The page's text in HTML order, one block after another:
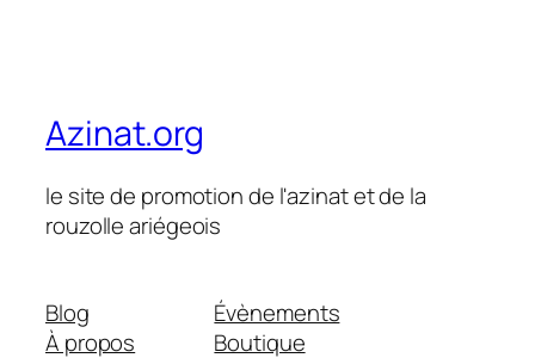
Azinat.org
le site de promotion de l'azinat et de la
rouzolle ariégeois
Blog
À propos
Évènements
Boutique